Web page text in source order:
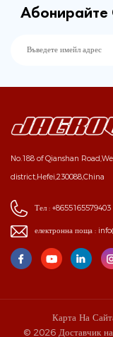
No.188 of Qianshan
district,Hefei,230088,China
Тел : +8655165579403
електронна поща :
Карта На
© 2026 Доставчик